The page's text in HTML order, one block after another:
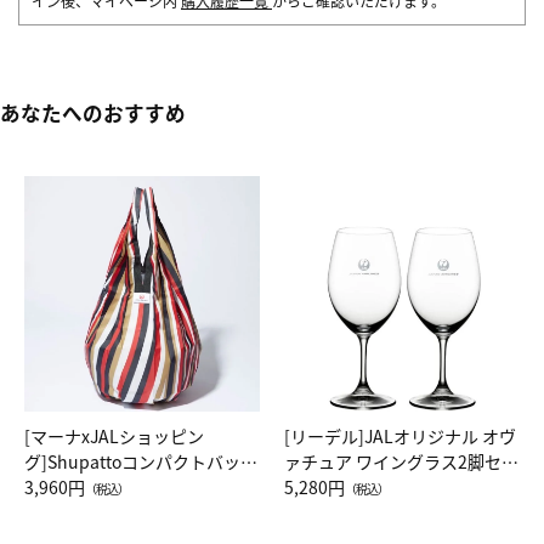
あなたへのおすすめ
[マーナxJALショッピン
グ]Shupattoコンパクトバッグ
Drop JAL客室乗務員（LC）ス
3,960円 （税込）
[リーデル]JALオリジナル オヴ
ァチュア ワイングラス2脚セッ
ト（レッドワイン）
5,280円 （税込）